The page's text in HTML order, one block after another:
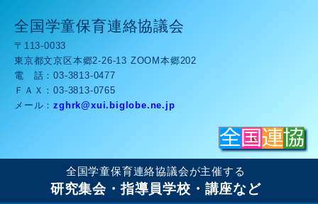
全国学童保育連絡協議会
〒113-0033
東京都文京区本郷2-26-13 ZOOM本郷202
電 話：03-3813-0477
ＦＡＸ：03-3813-0765
メール：zghrk xui.biglobe.ne.jp
全国学童保育連絡協議会が主催する
研究集会・指導員学校・講座など